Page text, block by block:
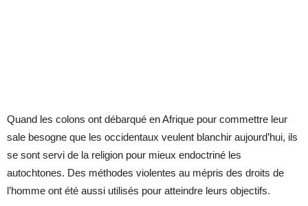
Quand les colons ont débarqué en Afrique pour commettre leur
sale besogne que les occidentaux veulent blanchir aujourd’hui, ils
se sont servi de la religion pour mieux endoctriné les
autochtones. Des méthodes violentes au mépris des droits de
l’homme ont été aussi utilisés pour atteindre leurs objectifs.